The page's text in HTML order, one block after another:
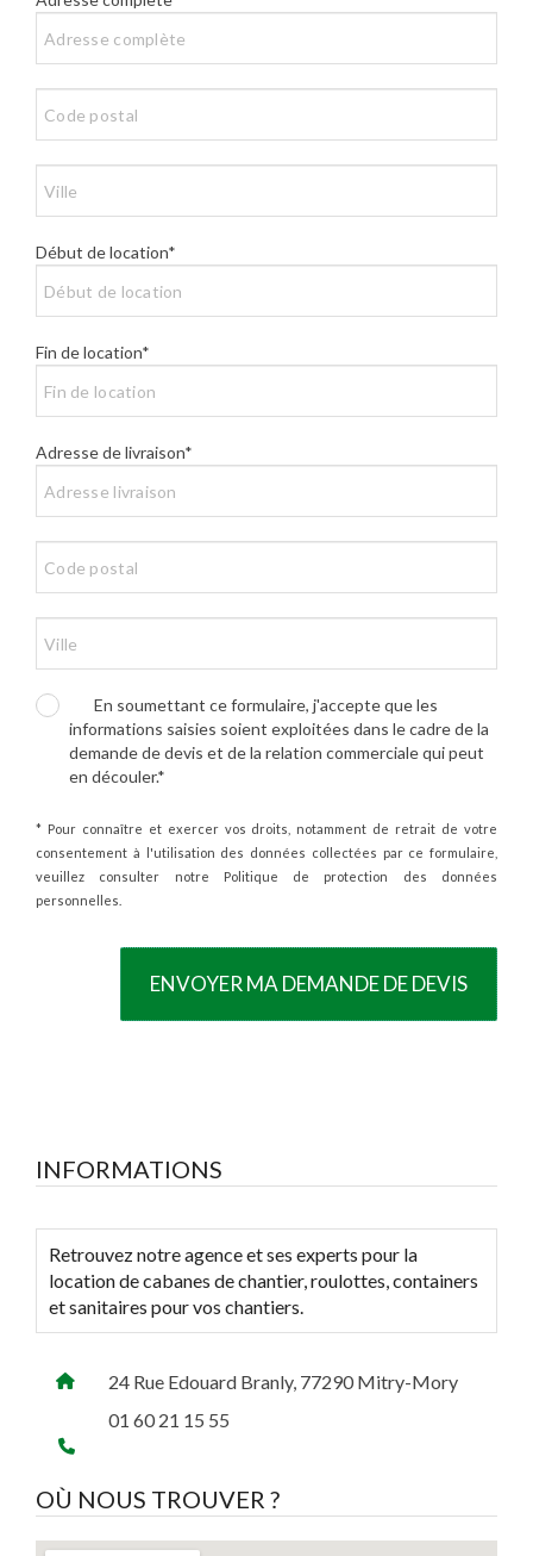
Début de location*
Fin de location*
Adresse de livraison*
En soumettant ce formulaire, j'accepte que les
informations saisies soient exploitées dans le cadre de la
demande de devis et de la relation commerciale qui peut
en découler.*
* Pour connaître et exercer vos droits, notamment de retrait de votre
consentement à l'utilisation des données collectées par ce formulaire,
veuillez consulter notre Politique de protection des données
personnelles.
ENVOYER MA DEMANDE DE DEVIS
INFORMATIONS
Retrouvez notre agence et ses experts pour la
location de cabanes de chantier, roulottes, containers
et sanitaires pour vos chantiers.
24 Rue Edouard Branly, 77290 Mitry-Mory
01 60 21 15 55
OÙ NOUS TROUVER ?